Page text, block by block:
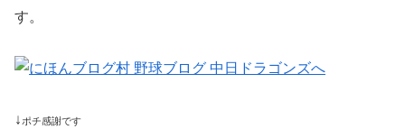
す。
↓ ポチ感謝です